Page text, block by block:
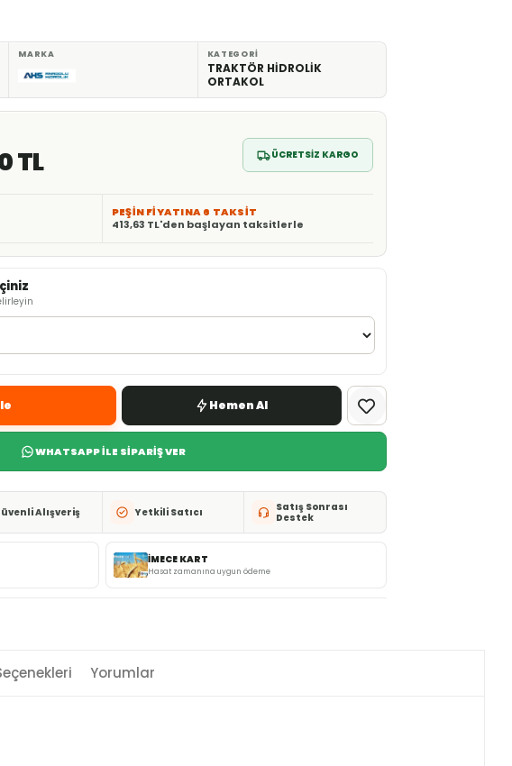
MARKA KATEGORI
TRAKTÖR HİDROLİK
ORTAKOL
TL ÜCRETSİZ KARGO
PEŞİN FİYATINA 6 TAKSİT
413,63 TL'den başlayan taksitlerle
Hemen Al
WHATSAPP İLE SİPARİŞ VER
Alışveriş Yetkili Satıcı
Satış Sonrası
Destek
İMECE KART
Hasat zamanına uygun ödeme
Yorumlar